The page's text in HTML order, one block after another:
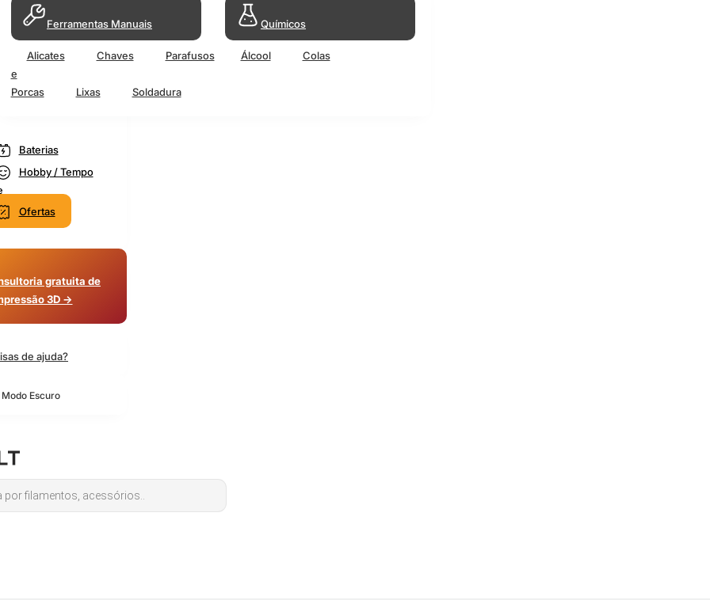
Ferramentas Manuais
Alicates Chaves
Parafusos
e
Porcas
Lixas Soldadura
Químicos
Álcool Colas
Baterias
Hobby / Tempo
Ofertas
gratuita de
3D →
de ajuda?
Escuro